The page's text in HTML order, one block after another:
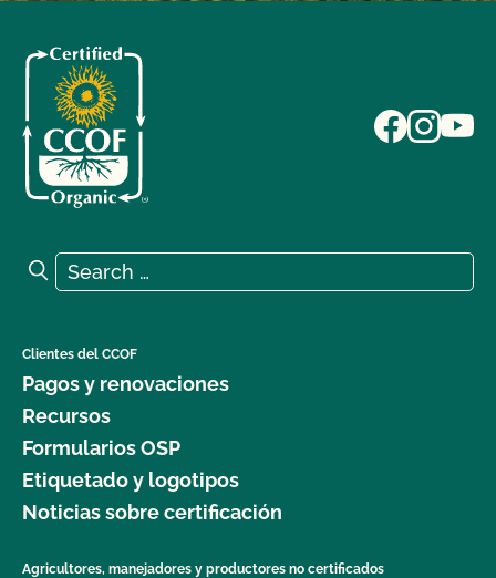
Search for:
Search
Clientes del CCOF
Pagos y renovaciones
Recursos
Formularios OSP
Etiquetado y logotipos
Noticias sobre certificación
Agricultores, manejadores y productores no certificados